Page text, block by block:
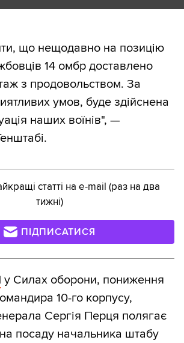
що нещодавно на позицію
14 омбр доставлено
з продовольством. За
умов, буде здійснена
наших воїнів", —
статті на e-mail (раз на два
тижні)
ПІДПИСАТИСЯ
у Силах оборони, пониження
10-го корпусу,
Сергія Перця полягає
посаду начальника штабу